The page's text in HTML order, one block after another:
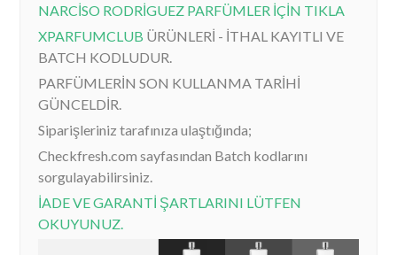
NARCİSO RODRİGUEZ PARFÜMLER İÇİN TIKLA
XPARFUMCLUB ÜRÜNLERİ - İTHAL KAYITLI VE
BATCH KODLUDUR.
PARFÜMLERİN SON KULLANMA TARİHİ
GÜNCELDİR.
Siparişleriniz tarafınıza ulaştığında;
Checkfresh.com sayfasından Batch kodlarını
sorgulayabilirsiniz.
İADE VE GARANTİ ŞARTLARINI LÜTFEN
OKUYUNUZ.